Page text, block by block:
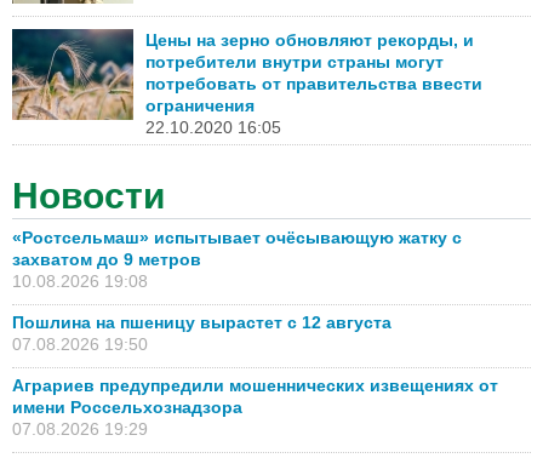
Цены на зерно обновляют рекорды, и
потребители внутри страны могут
потребовать от правительства ввести
ограничения
22.10.2020 16:05
Новости
«Ростсельмаш» испытывает очёсывающую жатку с
захватом до 9 метров
10.08.2026 19:08
Пошлина на пшеницу вырастет с 12 августа
07.08.2026 19:50
Аграриев предупредили мошеннических извещениях от
имени Россельхознадзора
07.08.2026 19:29